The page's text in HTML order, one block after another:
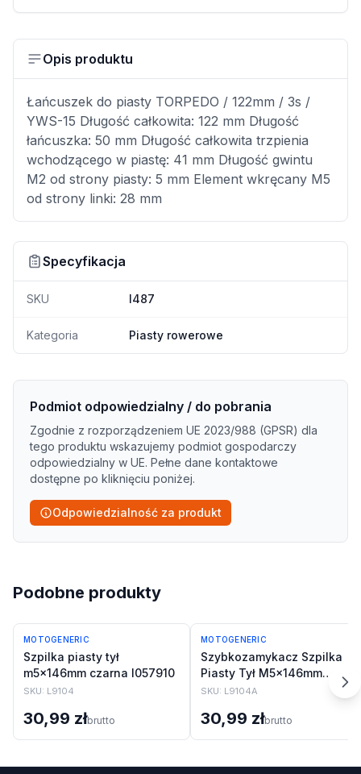
Opis produktu
Łańcuszek do piasty TORPEDO / 122mm / 3s /
YWS-15 Długość całkowita: 122 mm Długość
łańcuszka: 50 mm Długość całkowita trzpienia
wchodzącego w piastę: 41 mm Długość gwintu
M2 od strony piasty: 5 mm Element wkręcany M5
od strony linki: 28 mm
Specyfikacja
SKU I487
Kategoria Piasty rowerowe
Podmiot odpowiedzialny / do pobrania
Zgodnie z rozporządzeniem UE 2023/988 (GPSR) dla
tego produktu wskazujemy podmiot gospodarczy
odpowiedzialny w UE. Pełne dane kontaktowe
dostępne po kliknięciu poniżej.
Odpowiedzialność za produkt
Podobne produkty
MOTOGENERIC
Szpilka piasty tył
m5x146mm czarna l057910
SKU: L9104
30,99 złbrutto
MOTOGENERIC
Szybkozamykacz Szpilka
Piasty Tył M5x146mm
Cortina Cx Ax1 Cx2
SKU: L9104A
30,99 złbrutto